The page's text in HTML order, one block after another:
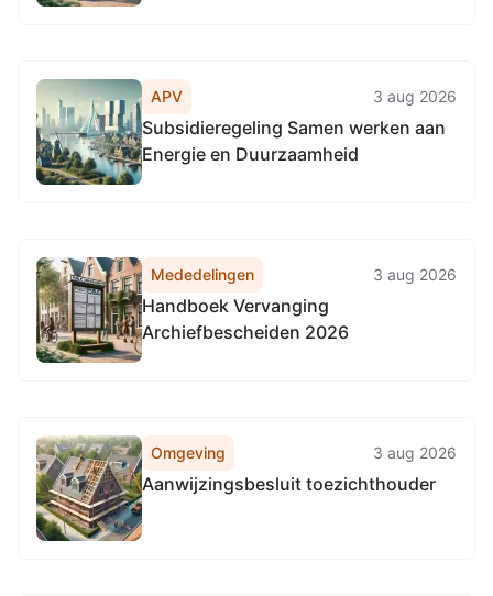
APV 3 aug 2026
Subsidieregeling Samen werken aan
Energie en Duurzaamheid
Mededelingen 3 aug 2026
Handboek Vervanging
Archiefbescheiden 2026
Omgeving 3 aug 2026
Aanwijzingsbesluit toezichthouder